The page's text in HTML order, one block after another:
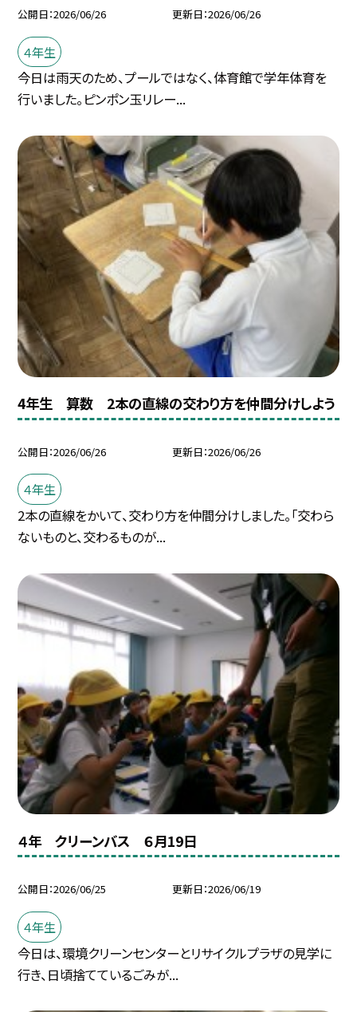
公開日 2026/06/26 更新日 2026/06/26
４年生
今日は雨天のため、プールではなく、体育館で学年体育を
行いました。ピンポン玉リレー...
4年生 算数 2本の直線の交わり方を仲間分けしよう
公開日 2026/06/26 更新日 2026/06/26
４年生
2本の直線をかいて、交わり方を仲間分けしました。「交わら
ないものと、交わるものが...
４年 クリーンバス ６月19日
公開日 2026/06/25 更新日 2026/06/19
４年生
今日は、環境クリーンセンターとリサイクルプラザの見学に
行き、日頃捨てているごみが...